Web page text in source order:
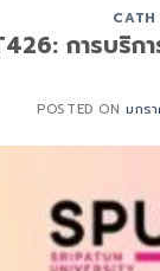
การบ
POSTED ON มกร